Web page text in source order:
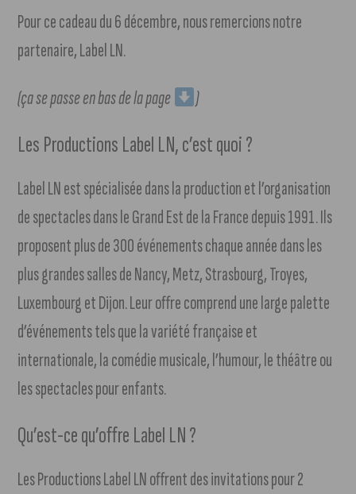
Pour ce cadeau du 6 décembre, nous remercions notre
partenaire, Label LN.
(ça se passe en bas de la page )
Les Productions Label LN, c’est quoi ?
Label LN est spécialisée dans la production et l’organisation
de spectacles dans le Grand Est de la France depuis 1991. Ils
proposent plus de 300 événements chaque année dans les
plus grandes salles de Nancy, Metz, Strasbourg, Troyes,
Luxembourg et Dijon. Leur offre comprend une large palette
d’événements tels que la variété française et
internationale, la comédie musicale, l’humour, le théâtre ou
les spectacles pour enfants.
Qu’est-ce qu’offre Label LN ?
Les Productions Label LN offrent des invitations pour 2